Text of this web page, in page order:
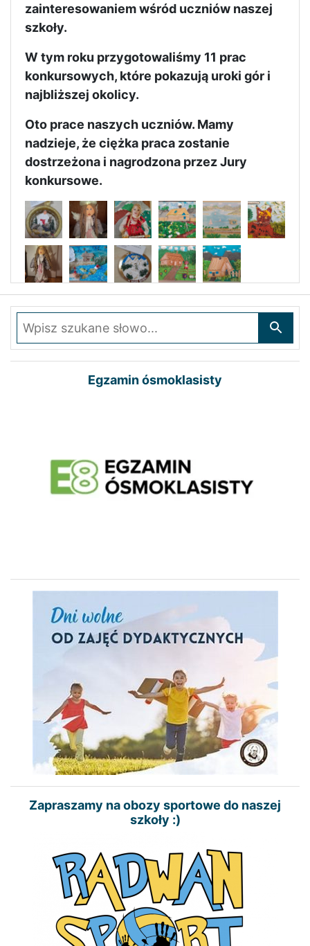
zainteresowaniem wśród uczniów naszej
szkoły.
W tym roku przygotowaliśmy 11 prac
konkursowych, które pokazują uroki gór i
najbliższej okolicy.
Oto prace naszych uczniów. Mamy
nadzieje, że ciężka praca zostanie
dostrzeżona i nagrodzona przez Jury
konkursowe.
Wpisz szukane słowo
Egzamin ósmoklasisty
Zapraszamy na obozy sportowe do naszej
szkoły :)